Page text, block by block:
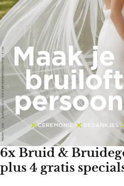
6x Bruid &
plus 4 gratis